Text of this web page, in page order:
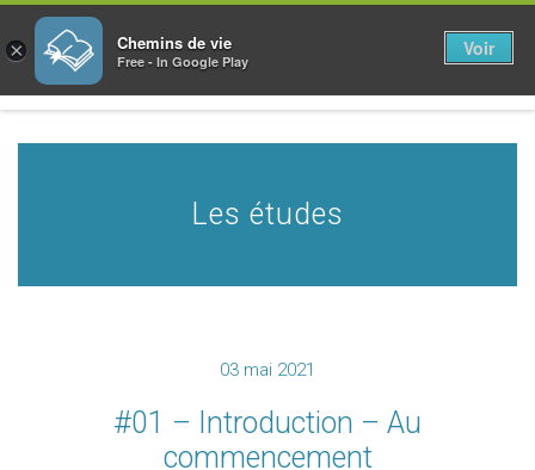
Les études
03 mai 2021
#01 – Introduction – Au
commencement
× Chemins de vie
Free - In Google Play
Voir